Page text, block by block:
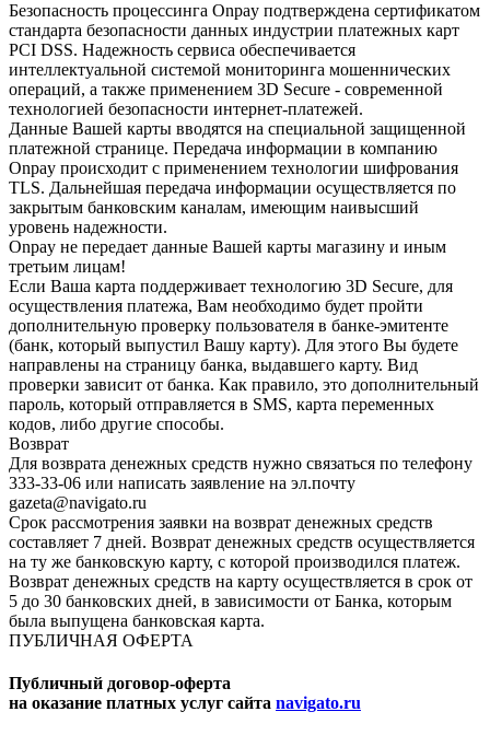
Безопасность процессинга Onpay подтверждена сертификатом
стандарта безопасности данных индустрии платежных карт
PCI DSS. Надежность сервиса обеспечивается
интеллектуальной системой мониторинга мошеннических
операций, а также применением 3D Secure - современной
технологией безопасности интернет-платежей.
Данные Вашей карты вводятся на специальной защищенной
платежной странице. Передача информации в компанию
Onpay происходит с применением технологии шифрования
TLS. Дальнейшая передача информации осуществляется по
закрытым банковским каналам, имеющим наивысший
уровень надежности.
Onpay не передает данные Вашей карты магазину и иным
третьим лицам!
Если Ваша карта поддерживает технологию 3D Secure, для
осуществления платежа, Вам необходимо будет пройти
дополнительную проверку пользователя в банке-эмитенте
(банк, который выпустил Вашу карту). Для этого Вы будете
направлены на страницу банка, выдавшего карту. Вид
проверки зависит от банка. Как правило, это дополнительный
пароль, который отправляется в SMS, карта переменных
кодов, либо другие способы.
Возврат
Для возврата денежных средств нужно связаться по телефону
333-33-06 или написать заявление на эл.почту
gazeta@navigato.ru
Срок рассмотрения заявки на возврат денежных средств
составляет 7 дней. Возврат денежных средств осуществляется
на ту же банковскую карту, с которой производился платеж.
Возврат денежных средств на карту осуществляется в срок от
5 до 30 банковских дней, в зависимости от Банка, которым
была выпущена банковская карта.
ПУБЛИЧНАЯ ОФЕРТА
Публичный договор-оферта
на оказание платных услуг сайта navigato.ru